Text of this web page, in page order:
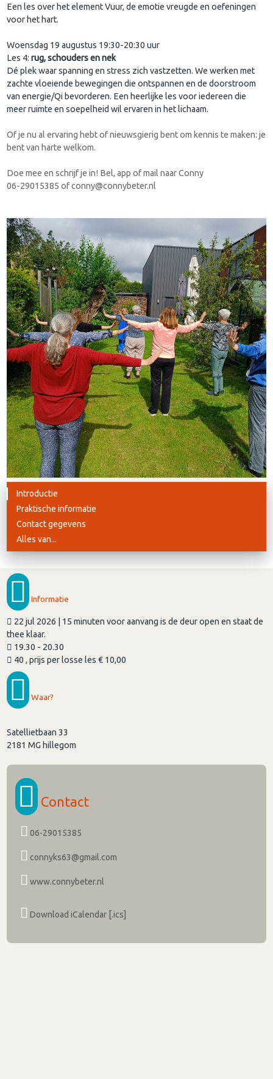
Een les over het element Vuur, de emotie vreugde en oefeningen
voor het hart.
Woensdag 19 augustus 19:30-20:30 uur
Les 4:rug, schouders en nek
Dé plek waar spanning en stress zich vastzetten. We werken met
zachte vloeiende bewegingen die ontspannen en de doorstroom
van energie/Qi bevorderen. Een heerlijke les voor iedereen die
meer ruimte en soepelheid wil ervaren in het lichaam.
Of je nu al ervaring hebt of nieuwsgierig bent om kennis te maken: je
bent van harte welkom.
Doe mee en schrijf je in! Bel, app of mail naar Conny
06-29015385 of conny@connybeter.nl
Introductie
Praktische informatie
Contact gegevens
Alles van...
Informatie
22 jul 2026 | 15 minuten voor aanvang is de deur open en staat de
thee klaar.
19.30 - 20.30
40 , prijs per losse les € 10,00
Waar?
Satellietbaan 33
2181 MG hillegom
Contact
06-29015385
connyks63@gmail.com
www.connybeter.nl
Download iCalendar [.ics]